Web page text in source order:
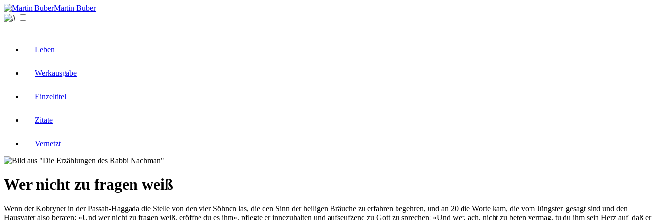
Martin Buber
Leben
Werkausgabe
Einzeltitel
Zitate
Vernetzt
Wer nicht zu fragen weiß
Wenn der Kobryner in der Passah-Haggada die Stelle von den vier Söhnen las, die den Sinn der heiligen Bräuche zu erfahren begehren, und an 20 die Worte kam, die vom Jüngsten gesagt sind und den
Hausvater also beraten: »Und wer nicht zu fragen weiß, eröffne du es ihm«, pflegte er innezuhalten und aufseufzend zu Gott zu sprechen: »Und wer, ach, nicht zu beten vermag, tu du ihm sein Herz auf, daß er